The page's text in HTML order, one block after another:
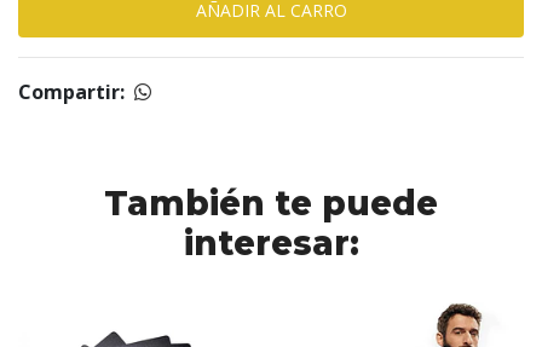
Compartir:
También te puede
interesar: